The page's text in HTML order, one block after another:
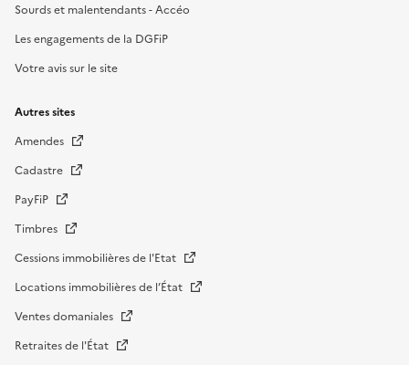
Sourds et malentendants - Accéo
Les engagements de la DGFiP
Votre avis sur le site
Autres sites
Amendes
Cadastre
PayFiP
Timbres
Cessions immobilières de l'Etat
Locations immobilières de l’État
Ventes domaniales
Retraites de l'État